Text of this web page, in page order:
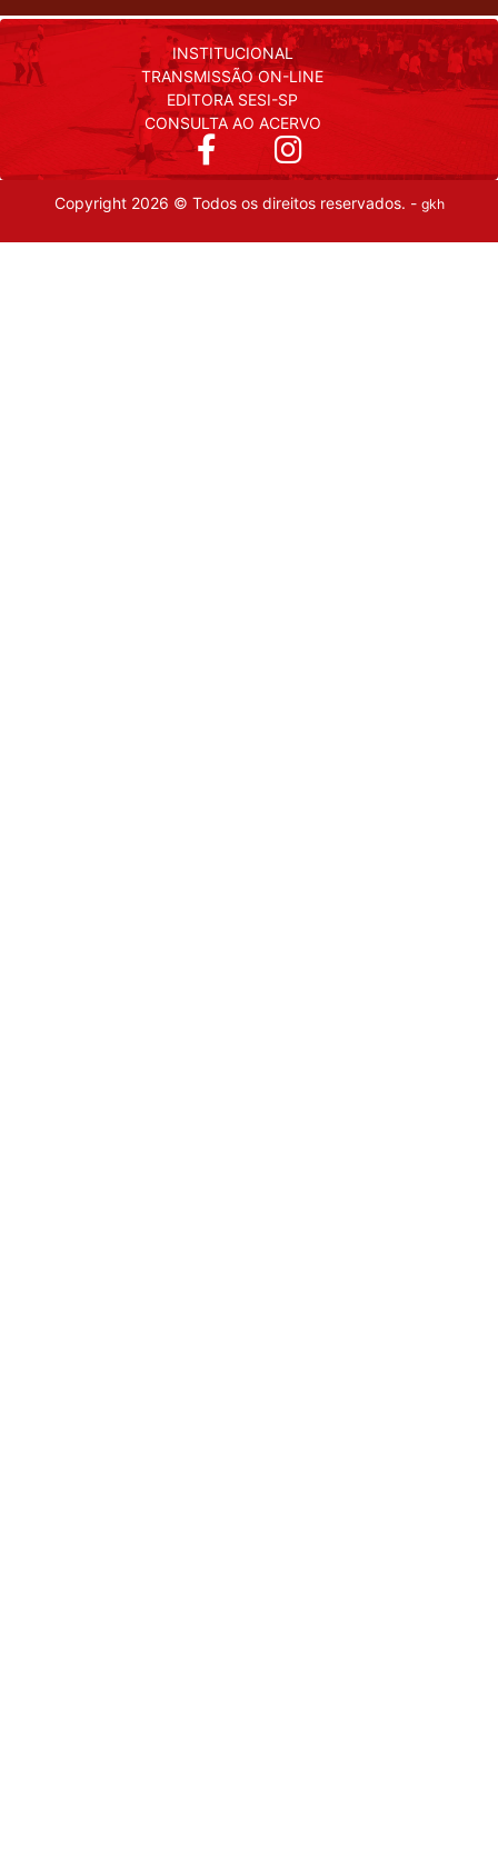
INSTITUCIONAL
TRANSMISSÃO ON-LINE
EDITORA SESI-SP
CONSULTA AO ACERVO
Copyright 2026 © Todos os direitos reservados. - gkh